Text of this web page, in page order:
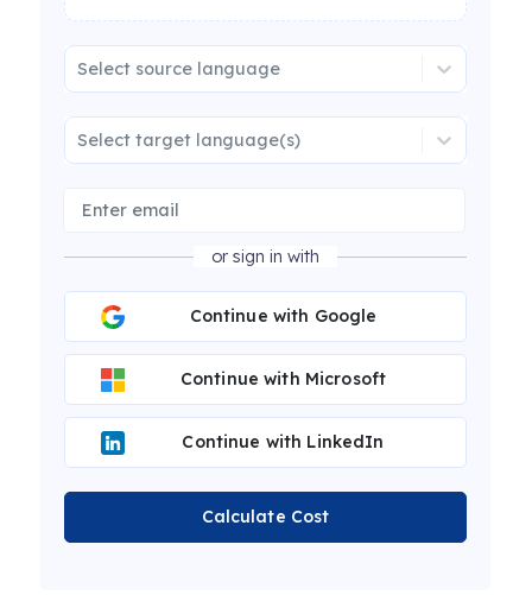
Select source language
Select target language(s)
or sign in with
Continue with Google
Continue with Microsoft
Continue with LinkedIn
Calculate Cost